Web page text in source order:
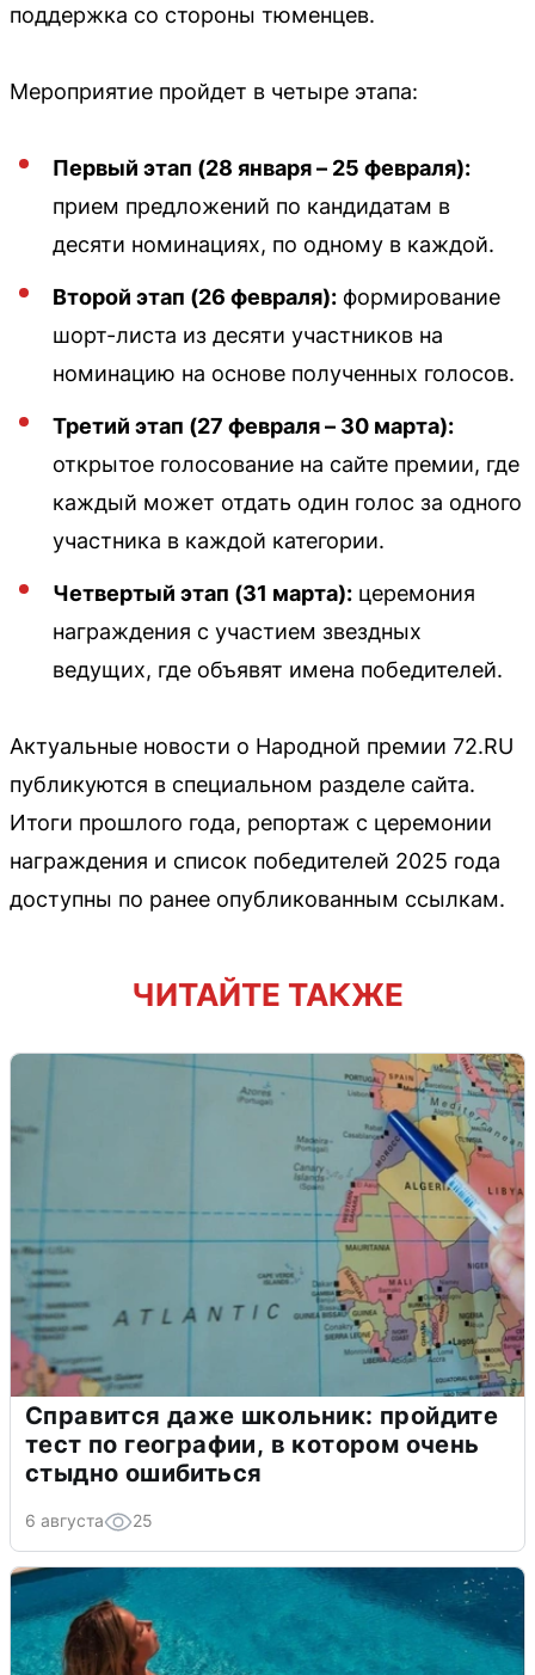
поддержка со стороны тюменцев.
Мероприятие пройдет в четыре этапа:
Первый этап (28 января – 25 февраля):
прием предложений по кандидатам в
десяти номинациях, по одному в каждой.
Второй этап (26 февраля): формирование
шорт-листа из десяти участников на
номинацию на основе полученных голосов.
Третий этап (27 февраля – 30 марта):
открытое голосование на сайте премии, где
каждый может отдать один голос за одного
участника в каждой категории.
Четвертый этап (31 марта): церемония
награждения с участием звездных
ведущих, где объявят имена победителей.
Актуальные новости о Народной премии 72.RU
публикуются в специальном разделе сайта.
Итоги прошлого года, репортаж с церемонии
награждения и список победителей 2025 года
доступны по ранее опубликованным ссылкам.
ЧИТАЙТЕ ТАКЖЕ
Справится даже школьник: пройдите
тест по географии, в котором очень
стыдно ошибиться
6 августа 25